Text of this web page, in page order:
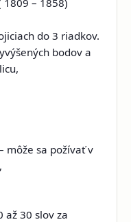
do 3 riadkov.
bodov a
môže sa požívať v
až 30 slov za